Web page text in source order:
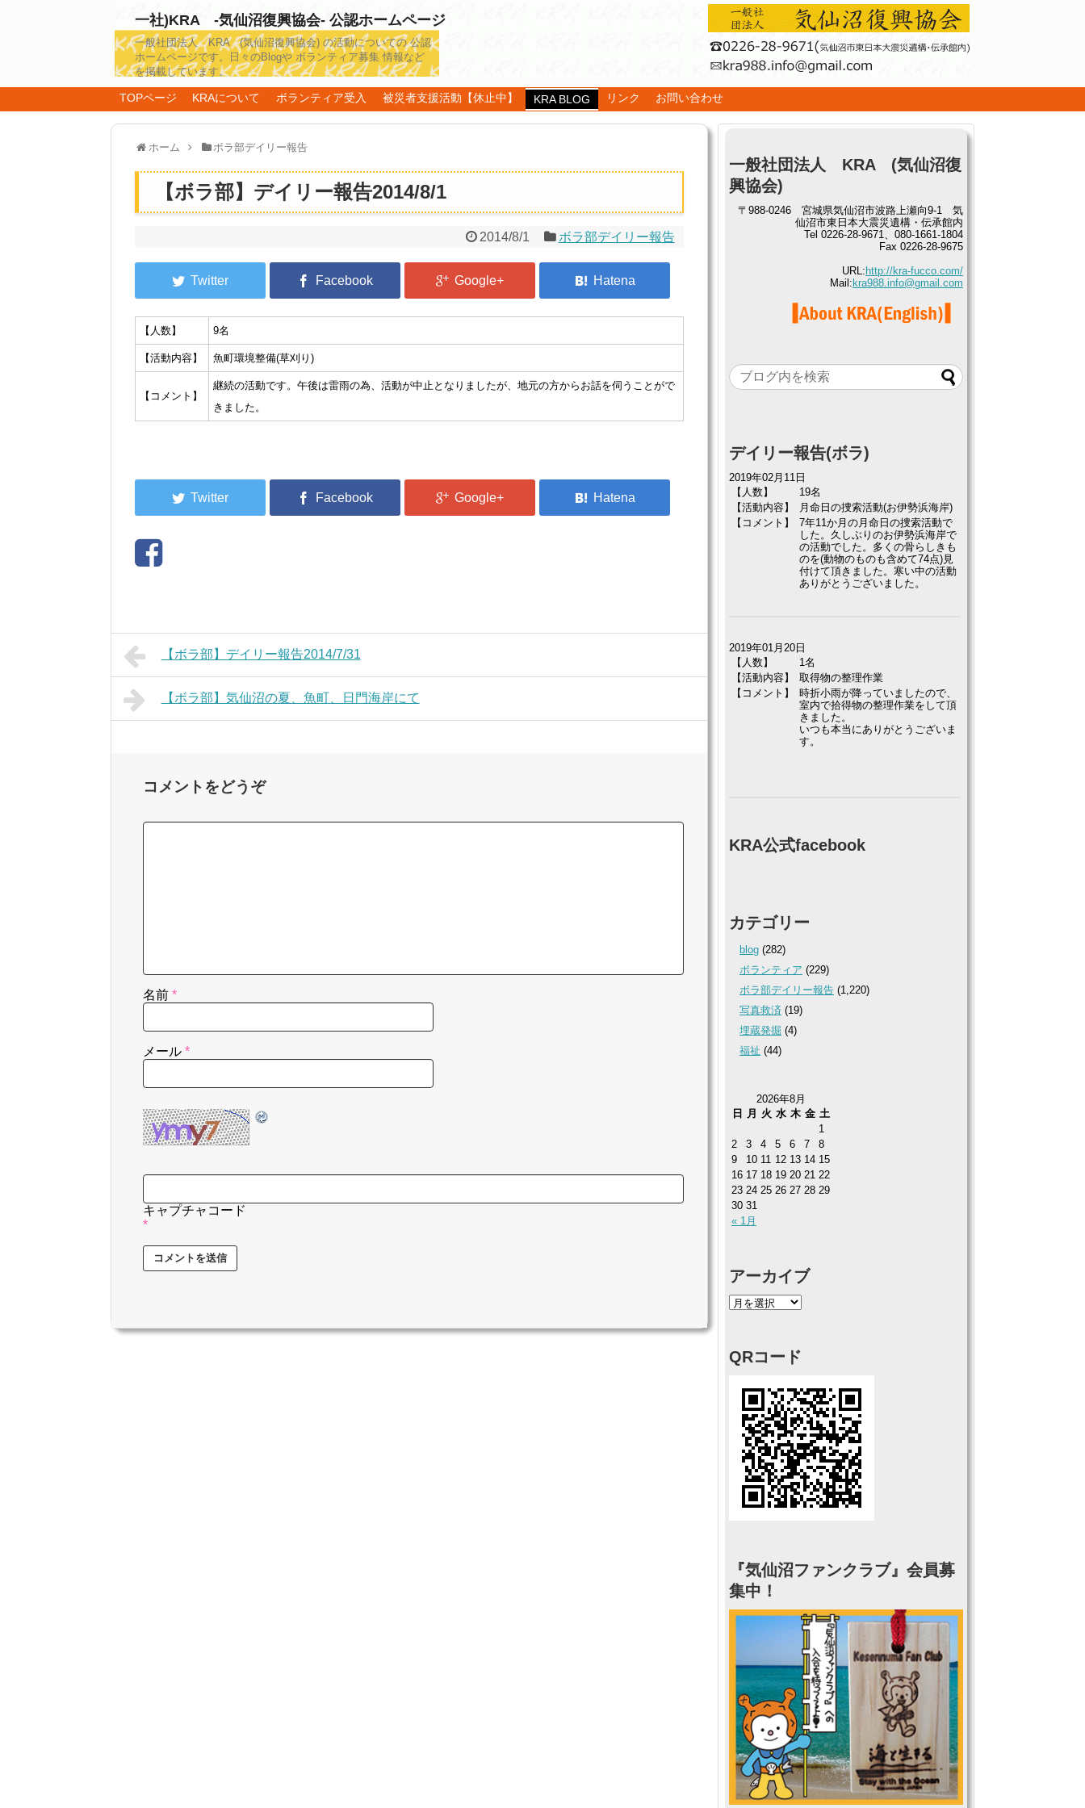
一社)KRA -気仙沼復興協会- 公認ホームページ
一般社団法人 KRA (気仙沼復興協会) の活動についての 公認
ホームページです。日々のBlogや ボランティア募集 情報など
を掲載しています。
TOPページ KRAについて ボランティア受入 被災者支援活動【休止中】 KRA BLOG リンク お問い合わせ
ホーム ボラ部デイリー報告
【ボラ部】デイリー報告2014/8/1
2014/8/1 ボラ部デイリー報告
【人数】 9名
【活動内容】 魚町環境整備(草刈り)
【コメント】
継続の活動です。午後は雷雨の為、活動が中止となりましたが、地元の方からお話を伺うことがで
きました。
【ボラ部】デイリー報告2014/7/31
【ボラ部】気仙沼の夏、魚町、日門海岸にて
コメントをどうぞ
名前 *
メール *
キャプチャコード
*
一般社団法人 KRA (気仙沼復
興協会)
〒988-0246 宮城県気仙沼市波路上瀬向9-1 気
仙沼市東日本大震災遺構・伝承館内
Tel 0226-28-9671、080-1661-1804
Fax 0226-28-9675
URL: http://kra-fucco.com/
Mail: kra988.info@gmail.com
デイリー報告(ボラ)
2019年02月11日
【人数】
19名
【活動内容】
月命日の捜索活動(お伊勢浜海岸)
【コメント】
7年11か月の月命日の捜索活動で
した。久しぶりのお伊勢浜海岸で
の活動でした。多くの骨らしきも
のを(動物のものも含めて74点)見
付けて頂きました。寒い中の活動
ありがとうございました。
2019年01月20日
【人数】
1名
【活動内容】
取得物の整理作業
【コメント】
時折小雨が降っていましたので、
室内で拾得物の整理作業をして頂
きました。
いつも本当にありがとうございま
す。
KRA公式facebook
カテゴリー
blog (282)
ボランティア (229)
ボラ部デイリー報告 (1,220)
写真救済 (19)
埋蔵発掘 (4)
福祉 (44)
2026年8月
日
月 火 水 木 金 土
« 1月
1
2
3 4 5 6 7
8
9
10 11 12 13 14 15
16 17 18 19 20 21 22
23 24 25 26 27 28 29
30 31
アーカイブ
QRコード
『気仙沼ファンクラブ』会員募
集中！